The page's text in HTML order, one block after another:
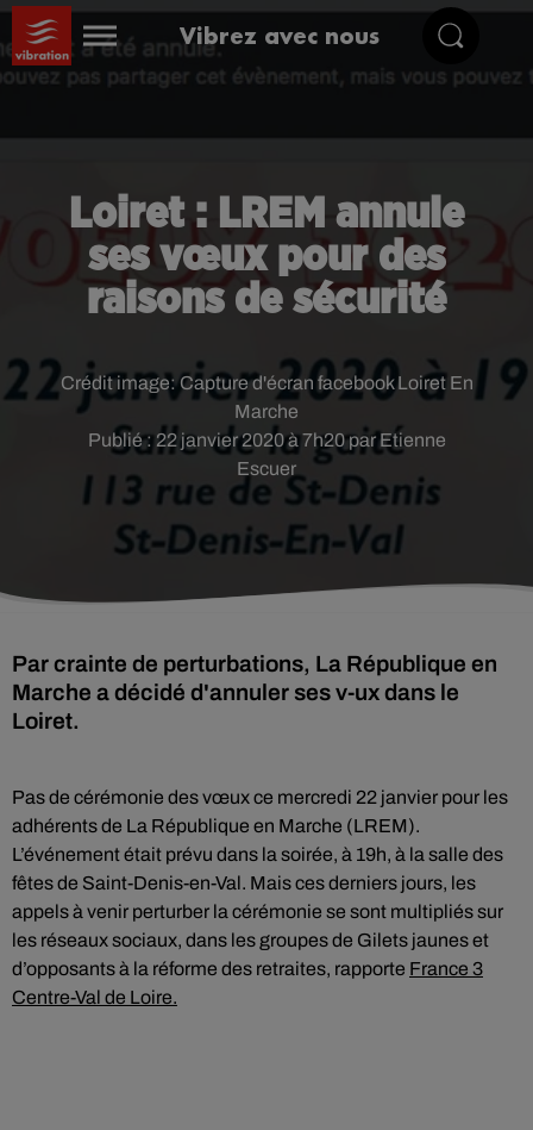
Vibrez avec nous
Loiret : LREM annule
ses vœux pour des
raisons de sécurité
Publié : 22 janvier 2020 à 7h20 par Etienne
Escuer
Crédit image:Capture d'écran facebook Loiret En
Marche
Par crainte de perturbations, La République en
Marche a décidé d'annuler ses v-ux dans le
Loiret.
Pas de cérémonie des vœux ce mercredi 22 janvier pour les
adhérents de La République en Marche (LREM).
L’événement était prévu dans la soirée, à 19h, à la salle des
fêtes de Saint-Denis-en-Val. Mais ces derniers jours, les
appels à venir perturber la cérémonie se sont multipliés sur
les réseaux sociaux, dans les groupes de Gilets jaunes et
d’opposants à la réforme des retraites, rapporte France 3
Centre-Val de Loire.